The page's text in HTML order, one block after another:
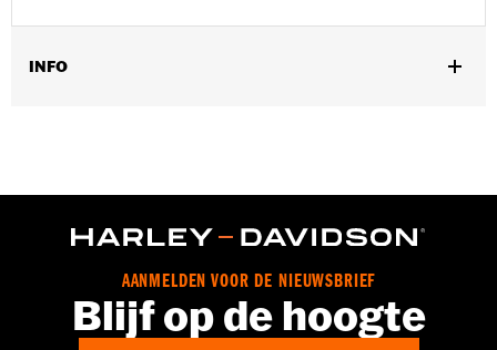
INFO
Installatie-instructies
Vinyl
In de doos:Bevat alle benodigde installatiehardware
Zadelbreedte:15.0
AANMELDEN VOOR DE NIEUWSBRIEF
Blijf op de hoogte